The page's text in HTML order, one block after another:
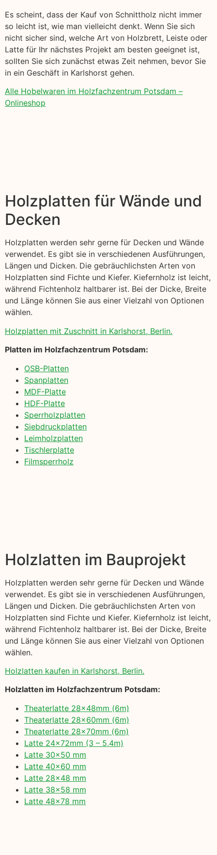
Es scheint, dass der Kauf von Schnittholz nicht immer
so leicht ist, wie man vielleicht denkt. Wenn Sie sich
nicht sicher sind, welche Art von Holzbrett, Leiste oder
Latte für Ihr nächstes Projekt am besten geeignet ist,
sollten Sie sich zunächst etwas Zeit nehmen, bevor Sie
in ein Geschäft in Karlshorst gehen.
Alle Hobelwaren im Holzfachzentrum Potsdam –
Onlineshop
Holzplatten für Wände und
Decken
Holzplatten werden sehr gerne für Decken und Wände
verwendet. Es gibt sie in verschiedenen Ausführungen,
Längen und Dicken. Die gebräuchlichsten Arten von
Holzplatten sind Fichte und Kiefer. Kiefernholz ist leicht,
während Fichtenholz haltbarer ist. Bei der Dicke, Breite
und Länge können Sie aus einer Vielzahl von Optionen
wählen.
Holzplatten mit Zuschnitt in Karlshorst, Berlin.
Platten im Holzfachzentrum Potsdam:
OSB-Platten
Spanplatten
MDF-Platte
HDF-Platte
Sperrholzplatten
Siebdruckplatten
Leimholzplatten
Tischlerplatte
Filmsperrholz
Holzlatten im Bauprojekt
Holzplatten werden sehr gerne für Decken und Wände
verwendet. Es gibt sie in verschiedenen Ausführungen,
Längen und Dicken. Die gebräuchlichsten Arten von
Holzplatten sind Fichte und Kiefer. Kiefernholz ist leicht,
während Fichtenholz haltbarer ist. Bei der Dicke, Breite
und Länge können Sie aus einer Vielzahl von Optionen
wählen.
Holzlatten kaufen in Karlshorst, Berlin.
Holzlatten im Holzfachzentrum Potsdam:
Theaterlatte 28x48mm (6m)
Theaterlatte 28x60mm (6m)
Theaterlatte 28x70mm (6m)
Latte 24x72mm (3 – 5,4m)
Latte 30×50 mm
Latte 40×60 mm
Latte 28×48 mm
Latte 38×58 mm
Latte 48×78 mm